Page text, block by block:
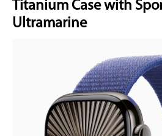
Titanium Case with
Ultramarine